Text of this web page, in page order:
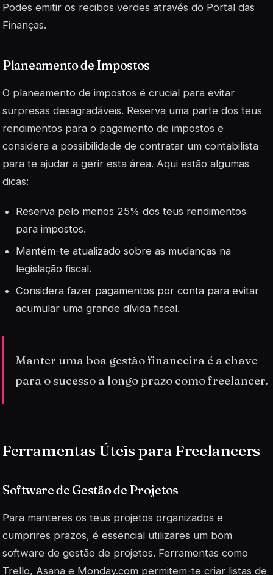
Podes emitir os recibos verdes através do Portal das
Finanças.
Planeamento de Impostos
O planeamento de impostos é crucial para evitar
surpresas desagradáveis. Reserva uma parte dos teus
rendimentos para o pagamento de impostos e
considera a possibilidade de contratar um contabilista
para te ajudar a gerir esta área. Aqui estão algumas
dicas:
Reserva pelo menos 25% dos teus rendimentos
para impostos.
Mantém-te atualizado sobre as mudanças na
legislação fiscal.
Considera fazer pagamentos por conta para evitar
acumular uma grande dívida fiscal.
Manter uma boa gestão financeira é a chave
para o sucesso a longo prazo como freelancer.
Ferramentas Úteis para Freelancers
Software de Gestão de Projetos
Para manteres os teus projetos organizados e
cumprires prazos, é essencial utilizares um bom
software de gestão de projetos. Ferramentas como
Trello, Asana e Monday.com permitem-te criar listas de